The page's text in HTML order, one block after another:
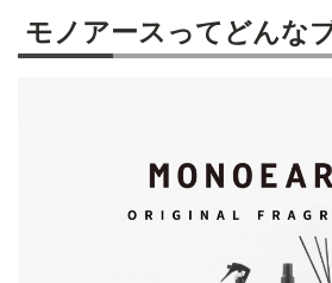
モノアースってどんな